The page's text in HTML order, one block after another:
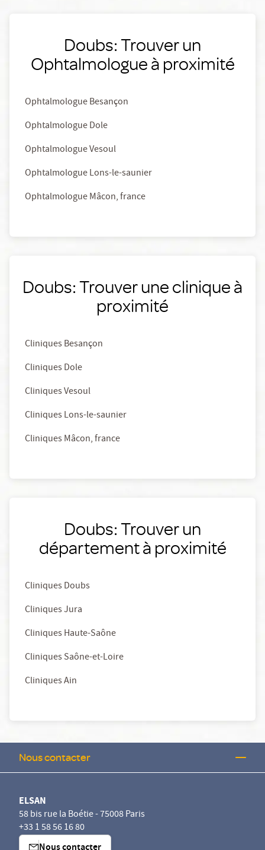
Doubs: Trouver un
Ophtalmologue à proximité
Ophtalmologue Besançon
Ophtalmologue Dole
Ophtalmologue Vesoul
Ophtalmologue Lons-le-saunier
Ophtalmologue Mâcon, france
Doubs: Trouver une clinique à
proximité
Cliniques Besançon
Cliniques Dole
Cliniques Vesoul
Cliniques Lons-le-saunier
Cliniques Mâcon, france
Doubs: Trouver un
département à proximité
Cliniques Doubs
Cliniques Jura
Cliniques Haute-Saône
Cliniques Saône-et-Loire
Cliniques Ain
Nous contacter
ELSAN
58 bis rue la Boétie - 75008 Paris
+33 1 58 56 16 80